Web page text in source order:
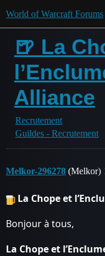
World of Warcraft Forums
🍺 La
Alliance
Recrutement
Guildes - Recrutement
Melkor-296278 (Melkor)
La Chope et
Bonjour à tous,
La Chope et